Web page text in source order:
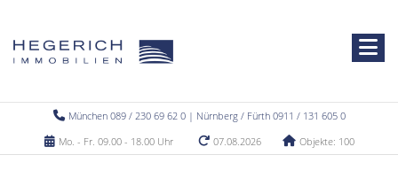
München 089 / 230 69 62 0 | Nürnberg / Fürth 0911 / 131 605 0
Mo. - Fr. 09.00 - 18.00 Uhr
07.08.2026 Objekte: 100